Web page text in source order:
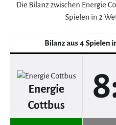
Die Bilanz zwischen Energie
Spielen in 2
Bilanz aus 4 Spielen
Energie
Cottbus